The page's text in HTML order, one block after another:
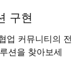
구현
업 커뮤니티의 전
션을 찾아보세